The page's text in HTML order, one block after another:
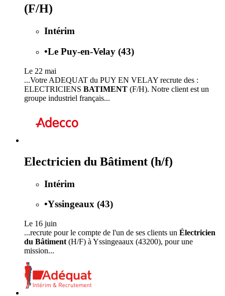
(F/H)
Intérim
•Le Puy-en-Velay (43)
Le 22 mai
...Votre ADEQUAT du PUY EN VELAY recrute des :
ELECTRICIENS BATIMENT (F/H). Notre client est un
groupe industriel français...
Electricien du Bâtiment (h/f)
Intérim
•Yssingeaux (43)
Le 16 juin
...recrute pour le compte de l'un de ses clients un Électricien
du Bâtiment (H/F) à Yssingeaaux (43200), pour une
mission...